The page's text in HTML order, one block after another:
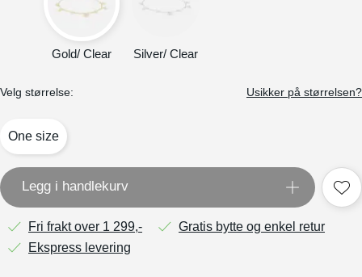
Gold/ Clear Silver/ Clear
Velg størrelse: Usikker på størrelsen?
One size
Legg i handlekurv
Fri frakt over 1 299,-
Gratis bytte og enkel retur
Ekspress levering